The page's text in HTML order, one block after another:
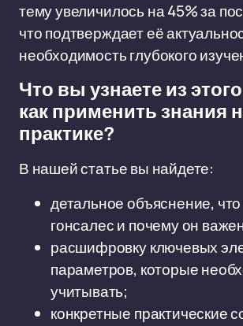
тему увеличилось на 45% за
что подтверждает её
необходимость глубокого
Что вы узнаете из
как применить знания
практике?
В нашей статье вы найдете:
детальное объяснение, что
гонсалес и почему он
расшифровку ключевых
параметров, которые
учитывать;
конкретные практические